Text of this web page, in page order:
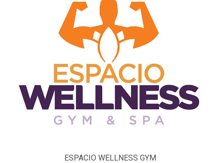
ESPACIO WELLNESS GYM